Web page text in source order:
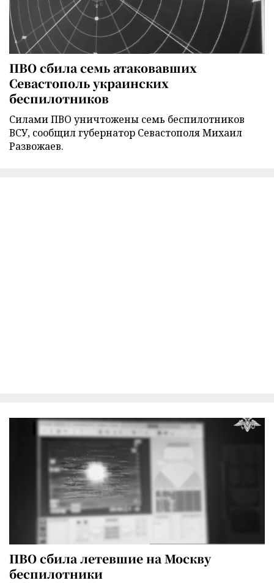
ПВО сбила семь атаковавших
Севастополь украинских
беспилотников
Силами ПВО уничтожены семь беспилотников
ВСУ, сообщил губернатор Севастополя Михаил
Развожаев.
ПВО сбила летевшие на Москву
беспилотники